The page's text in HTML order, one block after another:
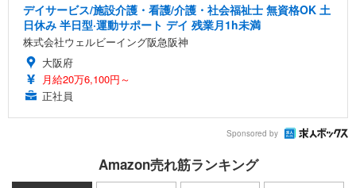
デイサービス/施設介護・看護/介護・社会福祉士 無資格OK 土
日休み 半日型·運動サポート デイ 残業月1h未満
株式会社ウェルビーイング阪急阪神
大阪府
月給20万6,100円～
正社員
Sponsored by
Amazon売れ筋ランキング